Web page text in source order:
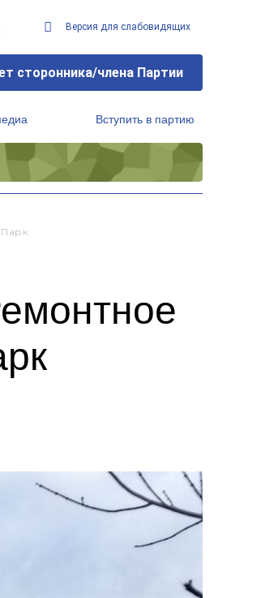
Версия для слабовидящих
сторонника/члена Партии
Вступить в партию